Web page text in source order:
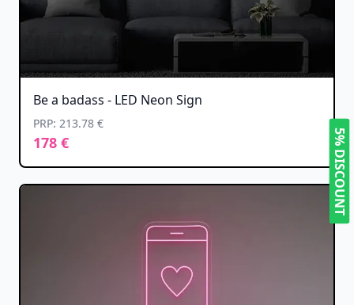
Be a badass - LED Neon Sign
PRP: 213.78 €
178 € 5% DISCOUNT